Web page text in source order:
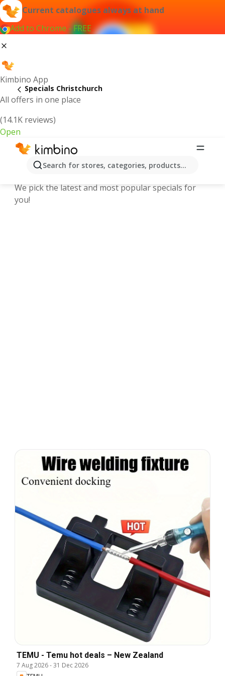
Current catalogues always at hand
Add to Chrome - FREE
Kimbino App
All offers in one place
(14.1K reviews)
Open
Search for stores, categories, products...
Specials Christchurch
Explore the latest weekly offers and
We pick the latest and most popular specials for
you!
TEMU - Temu hot deals – New Zealand
7 Aug 2026-31 Dec 2026